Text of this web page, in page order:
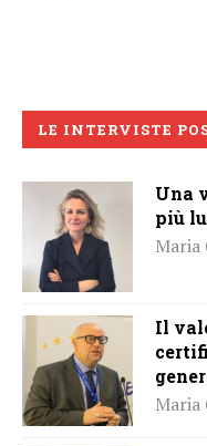
LE INTERVISTE
Una
più
Maria
Il
Maria